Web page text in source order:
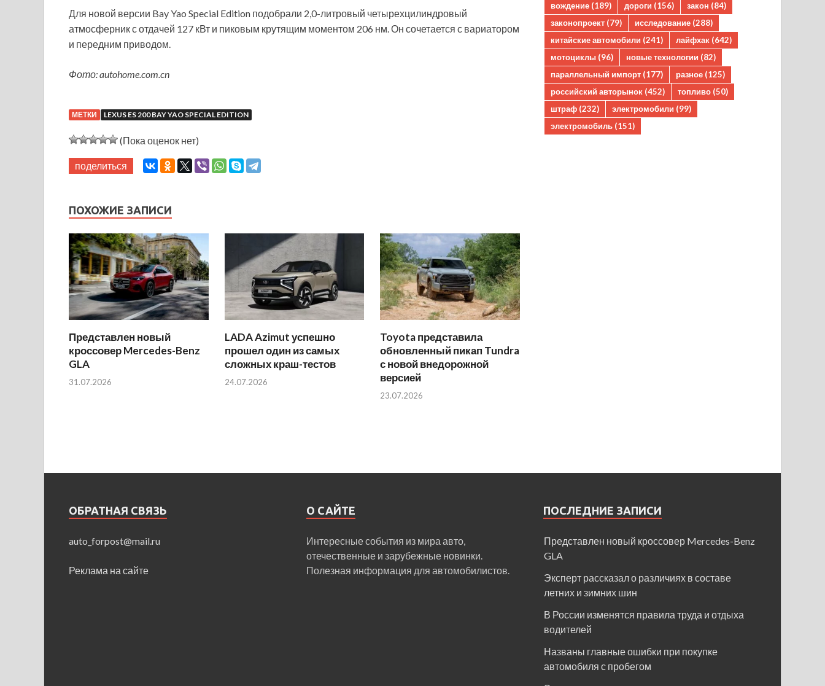
Для новой версии Bay Yao Special Edition подобрали 2,0-литровый четырехцилиндровый
атмосферник с отдачей 127 кВт и пиковым крутящим моментом 206 нм. Он сочетается с вариатором
и передним приводом.
Фото: autohome.com.cn
МЕТКИ LEXUS ES 200 BAY YAO SPECIAL EDITION
(Пока оценок нет)
поделиться
ПОХОЖИЕ ЗАПИСИ
Представлен новый
кроссовер Mercedes-Benz
GLA
31.07.2026
LADA Azimut успешно
прошел один из самых
сложных краш-тестов
24.07.2026
Toyota представила
обновленный пикап Tundra
с новой внедорожной
версией
23.07.2026
вождение (189) дороги (156) закон (84)
законопроект (79) исследование (288)
китайские автомобили (241) лайфхак (642)
мотоциклы (96) новые технологии (82)
параллельный импорт (177) разное (125)
российский авторынок (452) топливо (50)
штраф (232) электромобили (99)
электромобиль (151)
ОБРАТНАЯ СВЯЗЬ
auto_forpost@mail.ru
Реклама на сайте
О САЙТЕ
Интересные события из мира авто,
отечественные и зарубежные новинки.
Полезная информация для автомобилистов.
ПОСЛЕДНИЕ ЗАПИСИ
Представлен новый кроссовер Mercedes-Benz
GLA
Эксперт рассказал о различиях в составе
летних и зимних шин
В России изменятся правила труда и отдыха
водителей
Названы главные ошибки при покупке
автомобиля с пробегом